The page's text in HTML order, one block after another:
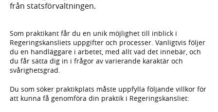
från statsförvaltningen.
Som praktikant får du en unik möjlighet till inblick i
Regeringskansliets uppgifter och processer. Vanligtvis följer
du en handläggare i arbetet, med allt vad det innebär, och
du får sätta dig in i frågor av varierande karaktär och
svårighetsgrad.
Du som söker praktikplats måste uppfylla följande villkor för
att kunna få genomföra din praktik i Regeringskansliet: